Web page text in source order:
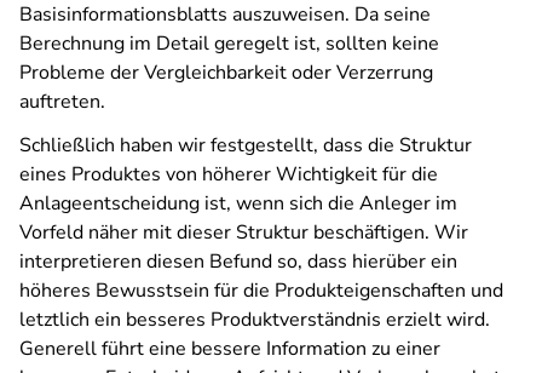
Basisinformationsblatts auszuweisen. Da seine
Berechnung im Detail geregelt ist, sollten keine
Probleme der Vergleichbarkeit oder Verzerrung
auftreten.
Schließlich haben wir festgestellt, dass die Struktur
eines Produktes von höherer Wichtigkeit für die
Anlageentscheidung ist, wenn sich die Anleger im
Vorfeld näher mit dieser Struktur beschäftigen. Wir
interpretieren diesen Befund so, dass hierüber ein
höheres Bewusstsein für die Produkteigenschaften und
letztlich ein besseres Produktverständnis erzielt wird.
Generell führt eine bessere Information zu einer